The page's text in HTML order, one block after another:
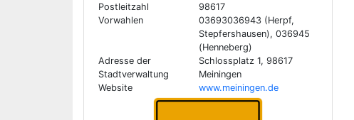
Postleitzahl
98617
Vorwahlen
03693036943 (Herpf,
Stepfershausen), 036945
(Henneberg)
Adresse der
Stadtverwaltung
Schlossplatz 1, 98617
Meiningen
Website
www.meiningen.de